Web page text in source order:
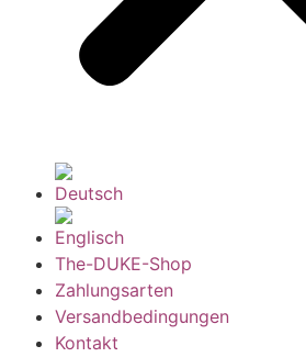
The-DUKE-Shop
Zahlungsarten
Versandbedingungen
Kontakt